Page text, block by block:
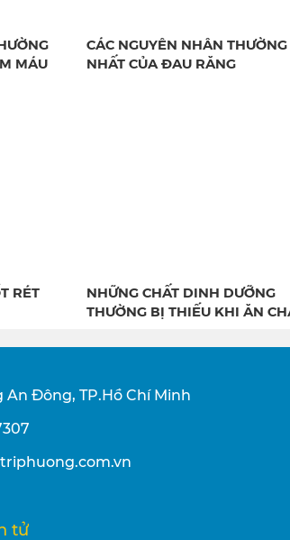
MÁU
CÁC NGUYÊN NHÂN
NHẤT CỦA ĐAU RĂNG
RÉT
NHỮNG CHẤT DINH DƯỠNG
THƯỜNG BỊ THIẾU KHI ĂN
Đông, TP.Hồ Chí Minh
tử